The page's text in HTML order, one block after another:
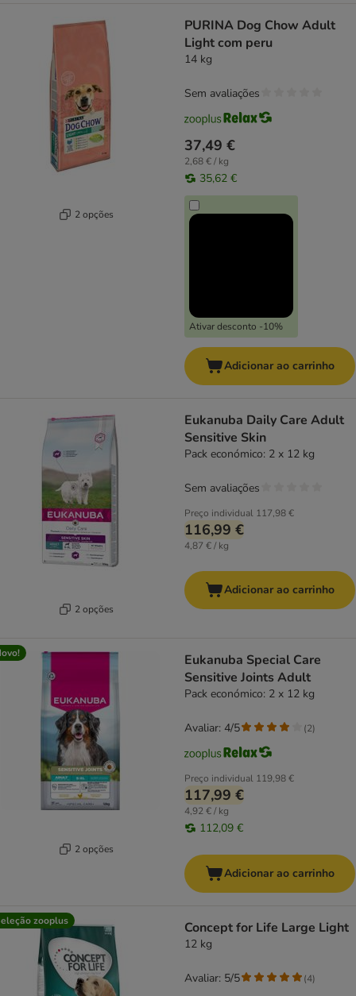
2 opções
PURINA Dog Chow Adult
Light com peru
14 kg
37,49 €
2,68 € / kg
35,62 €
Ativar desconto -10%
Sem avaliações
Adicionar ao carrinho
2 opções
Eukanuba Daily Care Adult
Sensitive Skin
Pack económico: 2 x 12 kg
Preço individual 117,98 €
116,99 €
4,87 € / kg
Sem avaliações
Adicionar ao carrinho
2 opções
Eukanuba Special Care
Sensitive Joints Adult
Pack económico: 2 x 12 kg
Preço individual 119,98 €
117,99 €
4,92 € / kg
112,09 €
Avaliar: 4/5 (2)
Adicionar ao carrinho
zooplus Concept for Life Large Light
12 kg
Avaliar: 5/5 (4)